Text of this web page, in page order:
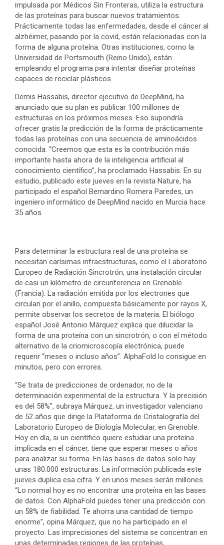
impulsada por Médicos Sin Fronteras, utiliza la estructura
de las proteínas para buscar nuevos tratamientos.
Prácticamente todas las enfermedades, desde el cáncer al
alzhéimer, pasando por la covid, están relacionadas con la
forma de alguna proteína. Otras instituciones, como la
Universidad de Portsmouth (Reino Unido), están
empleando el programa para intentar diseñar proteínas
capaces de reciclar plásticos.
Demis Hassabis, director ejecutivo de DeepMind, ha
anunciado que su plan es publicar 100 millones de
estructuras en los próximos meses. Eso supondría
ofrecer gratis la predicción de la forma de prácticamente
todas las proteínas con una secuencia de aminoácidos
conocida. “Creemos que esta es la contribución más
importante hasta ahora de la inteligencia artificial al
conocimiento científico”, ha proclamado Hassabis. En su
estudio, publicado este jueves en la revista Nature, ha
participado el español Bernardino Romera Paredes, un
ingeniero informático de DeepMind nacido en Murcia hace
35 años.
Para determinar la estructura real de una proteína se
necesitan carísimas infraestructuras, como el Laboratorio
Europeo de Radiación Sincrotrón, una instalación circular
de casi un kilómetro de circunferencia en Grenoble
(Francia). La radiación emitida por los electrones que
circulan por el anillo, compuesta básicamente por rayos X,
permite observar los secretos de la materia. El biólogo
español José Antonio Márquez explica que dilucidar la
forma de una proteína con un sincrotrón, o con el método
alternativo de la criomicroscopía electrónica, puede
requerir “meses o incluso años”. AlphaFold lo consigue en
minutos, pero con errores.
“Se trata de predicciones de ordenador, no de la
determinación experimental de la estructura. Y la precisión
es del 58%”, subraya Márquez, un investigador valenciano
de 52 años que dirige la Plataforma de Cristalografía del
Laboratorio Europeo de Biología Molecular, en Grenoble.
Hoy en día, si un científico quiere estudiar una proteína
implicada en el cáncer, tiene que esperar meses o años
para analizar su forma. En las bases de datos solo hay
unas 180.000 estructuras. La información publicada este
jueves duplica esa cifra. Y en unos meses serán millones.
“Lo normal hoy es no encontrar una proteína en las bases
de datos. Con AlphaFold puedes tener una predicción con
un 58% de fiabilidad. Te ahorra una cantidad de tiempo
enorme”, opina Márquez, que no ha participado en el
proyecto. Las imprecisiones del sistema se concentran en
unas determinadas regiones de las proteínas,